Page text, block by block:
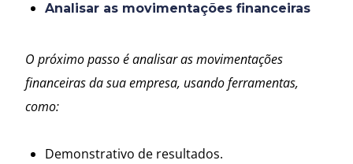
Analisar as movimentações financeiras
O próximo passo é analisar as movimentações
financeiras da sua empresa, usando ferramentas,
como:
Demonstrativo de resultados.